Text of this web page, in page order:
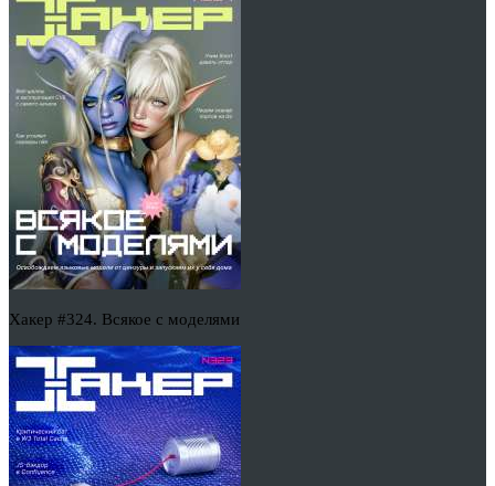
Хакер #324. Всякое с моделями